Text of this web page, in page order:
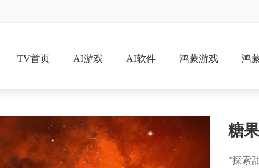
TV首页 AI游戏 AI软件 鸿蒙游戏 鸿
糖
"探索